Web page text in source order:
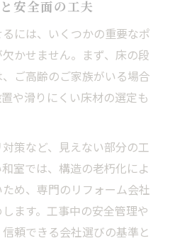
安全面の工夫
には、いくつかの重要なポ
かせません。まず、床の段
ご高齢のご家族がいる場合
や滑りにくい床材の選定も
策など、見えない部分の工
室では、構造の老朽化によ
め、専門のリフォーム会社
ます。工事中の安全管理や
頼できる会社選びの基準と